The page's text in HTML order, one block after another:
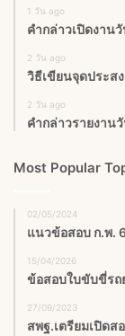
1 วัน ago
คำกล่าวเปิดงาน
2 วัน ago
วิธีเขียนจุดประส
2 วัน ago
คำกล่าวรายงาน
Most Popular
02/05/2024
แนวข้อสอบ ก.พ.
15/04/2026
ข้อสอบใบขับขี่รถ
27/09/2023
สพฐ.เตรียมเปิด